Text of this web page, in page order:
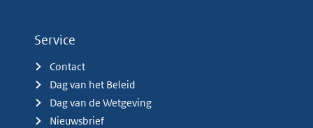
Service
Contact
Dag van het Beleid
Dag van de Wetgeving
Nieuwsbrief